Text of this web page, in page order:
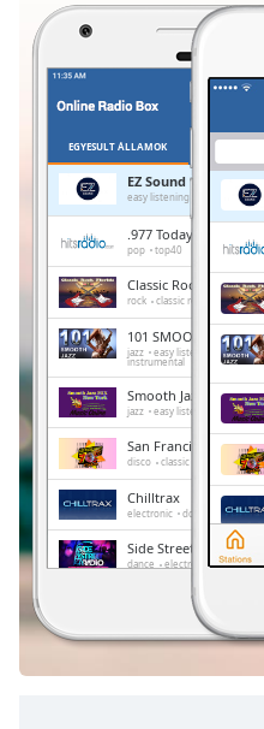
0.00%
Stream
TypeLIVE
Seek to
LIVE
Remaining
Time-
Playback
Chapters
Chapters
Descriptions
descriptions
off,
Subtitles
subtitles
EGYESÜLT ÁLLAMOK
EZ Sound
easy listening
.977 Today's Hits
pop top40
Classic Rock Florida
rock classic rock 80s 70s
101 SMOOTH JAZZ
jazz easy listening smooth
instrumental
Smooth Jazz Mix New
jazz easy listening smooth
San Francisco's 70s
disco classic rock 70s hits
Chilltrax
electronic downtempo
Side Street Radio
dance electronic trance
progressive house
Absolute Chillout
downtempo
chill-out